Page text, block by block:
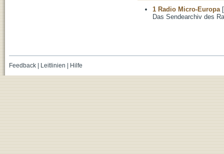
1 Radio Micro-Europa
Das Sendearchiv des
Feedback| Leitlinien Hilfe